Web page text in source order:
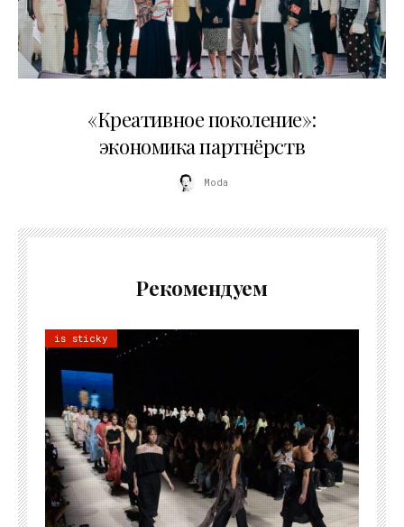
«Креативное поколение»:
экономика партнёрств
Moda
Рекомендуем
is sticky